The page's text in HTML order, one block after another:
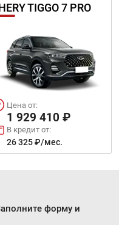
TIGGO 7 PRO
Цена от:
1 929 410 ₽
В кредит от:
26 325 ₽/мес.
форму и